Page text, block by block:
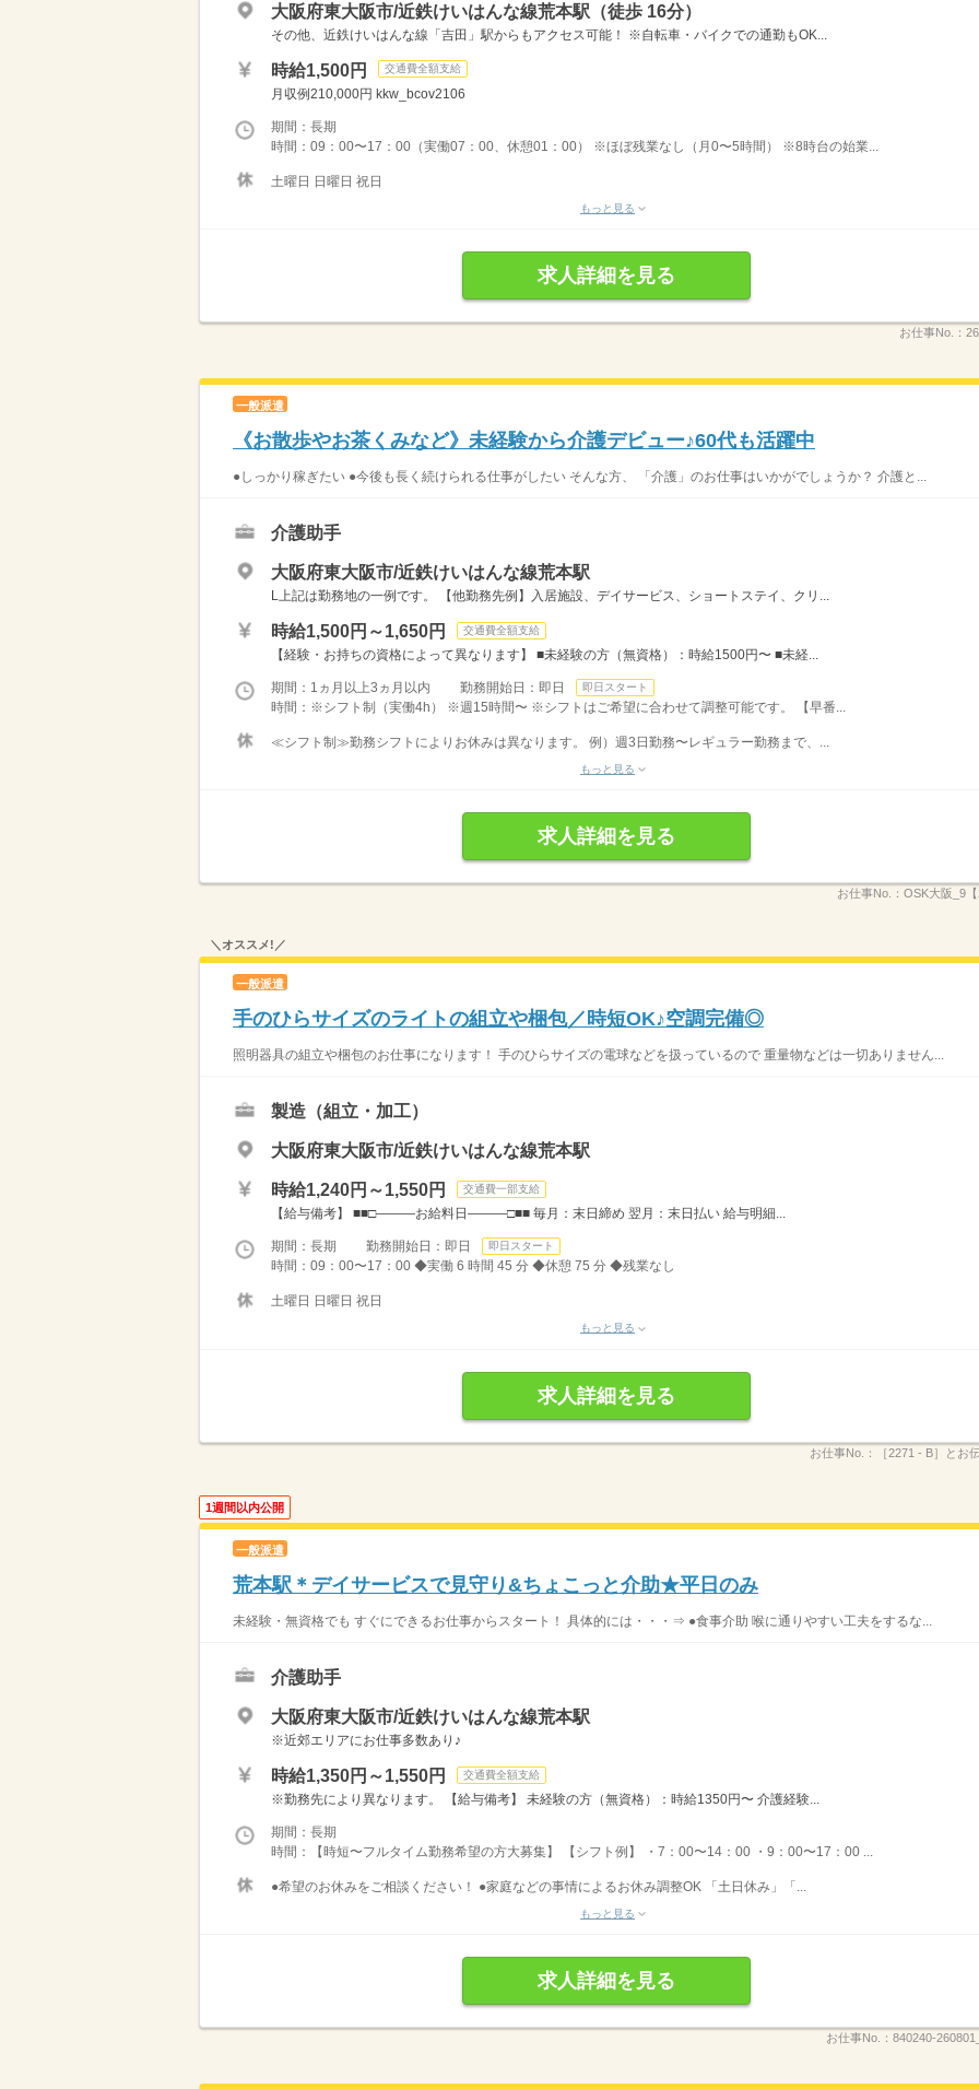
大阪府東大阪市/近鉄けいはんな線荒本駅（徒歩 16分）
その他、近鉄けいはんな線「吉田」駅からもアクセス可能！ ※自転車・バイクでの通勤もOK...
時給1,500円 交通費全額支給
月収例210,000円 kkw_bcov2106
期間：長期
時間：09：00〜17：00（実働07：00、休憩01：00） ※ほぼ残業なし（月0〜5時間） ※8時台の始業...
土曜日 日曜日 祝日
もっと見る
求人詳細を見る
お仕事No.：
一般派遣
《お散歩やお茶くみなど》未経験から介護デビュー♪60代も活躍中
●しっかり稼ぎたい ●今後も長く続けられる仕事がしたい そんな方、 「介護」のお仕事はいかがでしょうか？ 介護と...
介護助手
大阪府東大阪市/近鉄けいはんな線荒本駅
L上記は勤務地の一例です。 【他勤務先例】入居施設、デイサービス、ショートステイ、クリ...
時給1,500円～1,650円 交通費全額支給
【経験・お持ちの資格によって異なります】 ■未経験の方（無資格）：時給1500円〜 ■未経...
期間：1ヵ月以上3ヵ月以内 勤務開始日：即日 即日スタート
時間：※シフト制（実働4h） ※週15時間〜 ※シフトはご希望に合わせて調整可能です。 【早番...
≪シフト制≫勤務シフトによりお休みは異なります。 例）週3日勤務〜レギュラー勤務まで、...
もっと見る
求人詳細を見る
お仕事No.： OSK大阪_9【
＼オススメ!／
一般派遣
手のひらサイズのライトの組立や梱包／時短OK♪空調完備◎
照明器具の組立や梱包のお仕事になります！ 手のひらサイズの電球などを扱っているので 重量物などは一切ありません...
製造（組立・加工）
大阪府東大阪市/近鉄けいはんな線荒本駅
時給1,240円～1,550円 交通費一部支給
【給与備考】 ■■□―――お給料日―――□■■ 毎月：末日締め 翌月：末日払い 給与明細...
期間：長期 勤務開始日：即日 即日スタート
時間：09：00〜17：00 ◆実働 6 時間 45 分 ◆休憩 75 分 ◆残業なし
土曜日 日曜日 祝日
もっと見る
求人詳細を見る
お仕事No.： ［2271 - B］とお
1週間以内公開
一般派遣
荒本駅＊デイサービスで見守り&ちょこっと介助★平日のみ
未経験・無資格でも すぐにできるお仕事からスタート！ 具体的には・・・⇒ ●食事介助 喉に通りやすい工夫をするな...
介護助手
大阪府東大阪市/近鉄けいはんな線荒本駅
※近郊エリアにお仕事多数あり♪
時給1,350円～1,550円 交通費全額支給
※勤務先により異なります。 【給与備考】 未経験の方（無資格）：時給1350円〜 介護経験...
期間：長期
時間：【時短〜フルタイム勤務希望の方大募集】 【シフト例】 ・7：00〜14：00 ・9：00〜17：00 ...
●希望のお休みをご相談ください！ ●家庭などの事情によるお休み調整OK 「土日休み」「...
もっと見る
求人詳細を見る
お仕事No.： 840240-